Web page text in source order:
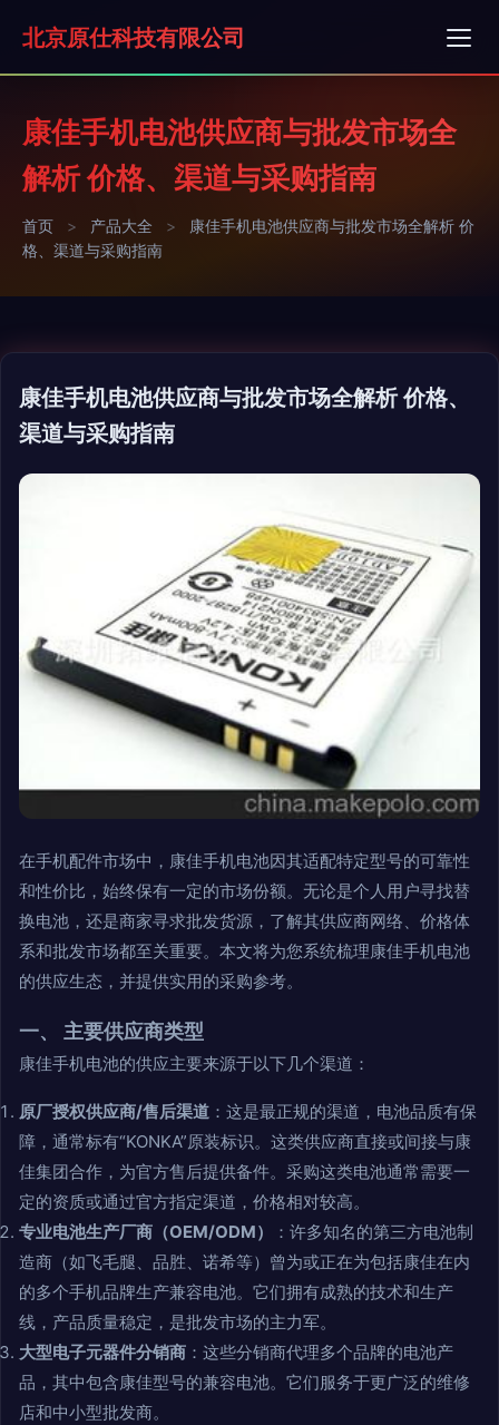
北京原仕科技有限公司
康佳手机电池供应商与批发市场全
解析 价格、渠道与采购指南
首页 > 产品大全 >
康佳手机电池供应商与批发市场全解析 价
格、渠道与采购指南
康佳手机电池供应商与批发市场全解析 价格、
渠道与采购指南
在手机配件市场中，康佳手机电池因其适配特定型号的可靠性
和性价比，始终保有一定的市场份额。无论是个人用户寻找替
换电池，还是商家寻求批发货源，了解其供应商网络、价格体
系和批发市场都至关重要。本文将为您系统梳理康佳手机电池
的供应生态，并提供实用的采购参考。
一、 主要供应商类型
康佳手机电池的供应主要来源于以下几个渠道：
原厂授权供应商/售后渠道 ：这是最正规的渠道，电池品质有保
障，通常标有“KONKA”原装标识。这类供应商直接或间接与康
佳集团合作，为官方售后提供备件。采购这类电池通常需要一
定的资质或通过官方指定渠道，价格相对较高。
专业电池生产厂商（OEM/ODM）
：许多知名的第三方电池制
造商（如飞毛腿、品胜、诺希等）曾为或正在为包括康佳在内
的多个手机品牌生产兼容电池。它们拥有成熟的技术和生产
线，产品质量稳定，是批发市场的主力军。
大型电子元器件分销商 ：这些分销商代理多个品牌的电池产
品，其中包含康佳型号的兼容电池。它们服务于更广泛的维修
店和中小型批发商。